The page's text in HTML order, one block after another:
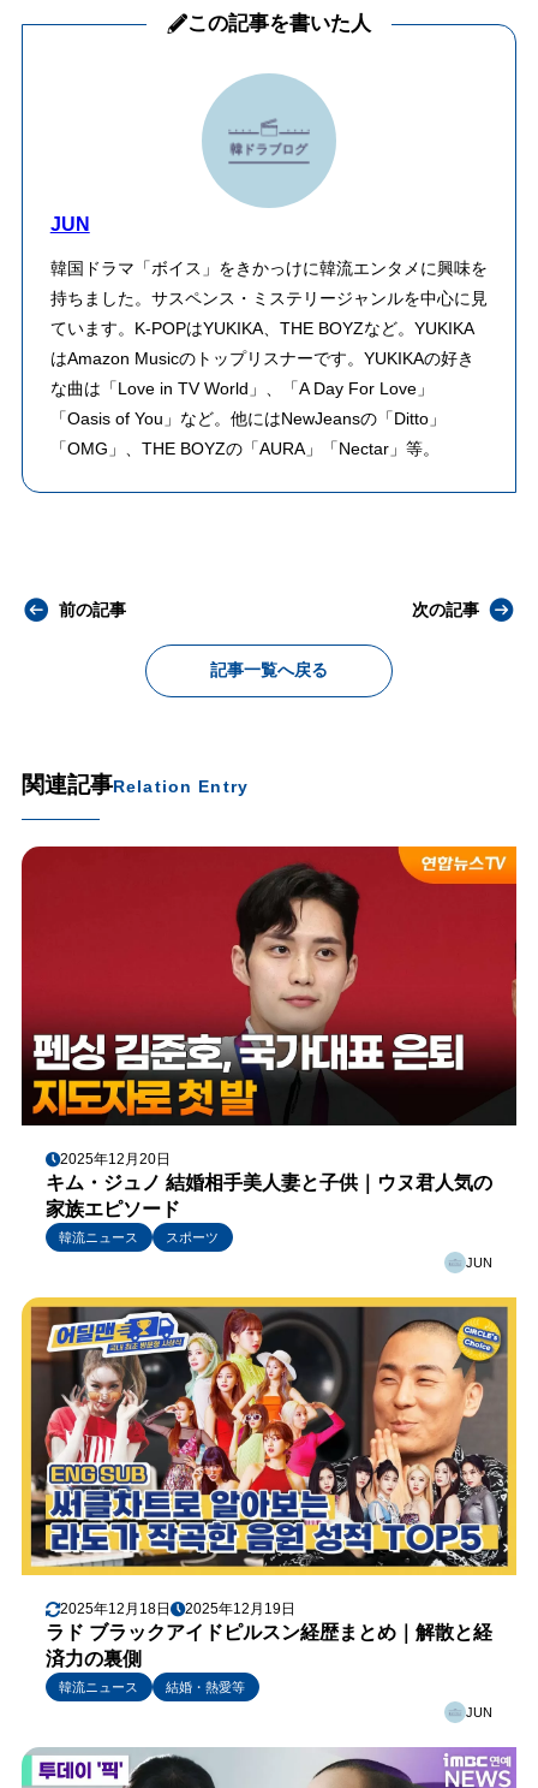
この記事を書いた人
JUN
韓国ドラマ「ボイス」をきかっけに韓流エンタメに興味を
持ちました。サスペンス・ミステリージャンルを中心に見
ています。K-POPはYUKIKA、THE BOYZなど。YUKIKA
はAmazon Musicのトップリスナーです。YUKIKAの好き
な曲は「Love in TV World」、「A Day For Love」
「Oasis of You」など。他にはNewJeansの「Ditto」
「OMG」、THE BOYZの「AURA」「Nectar」等。
前の記事
記事一覧へ戻る
次の記事
関連記事Relation Entry
2025年12月20日
キム・ジュノ 結婚相手美人妻と子供｜ウヌ君人気の
家族エピソード
韓流ニュース
スポーツ
JUN
2025年12月18日 2025年12月19日
ラド ブラックアイドピルスン経歴まとめ｜解散と経
済力の裏側
韓流ニュース
結婚・熱愛等
JUN